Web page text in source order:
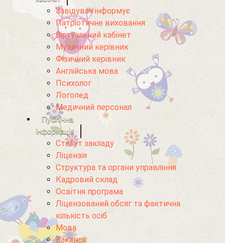
Завідувач інформує
Патріотичне виховання
Віртуальний кабінет
Музичний керівник
Фізичний керівник
Англійська мова
Психолог
Логопед
Медичний персонал
Публічна
інформація
Статут закладу
Ліцензія
Структура та органи управління
Кадровий склад
Освітня програма
Ліцензований обсяг та фактична
кількість осіб
Мова
Вакансії